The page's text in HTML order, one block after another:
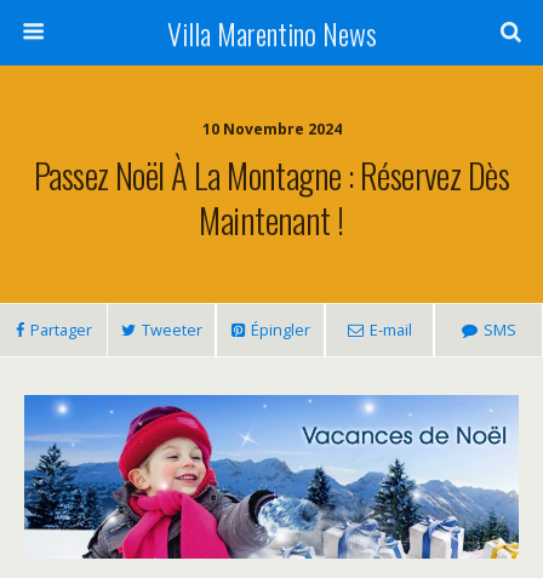
Villa Marentino News
10 Novembre 2024
Passez Noël À La Montagne : Réservez Dès
Maintenant !
Partager Tweeter Épingler E-mail SMS